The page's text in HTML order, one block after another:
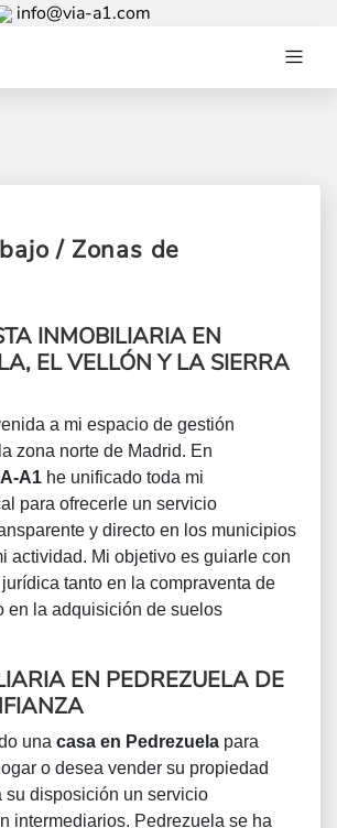
info@via-a1.com
/ Zonas de
INMOBILIARIA EN
EL VELLÓN Y LA SIERRA
a mi espacio de gestión
zona norte de Madrid. En
A1 he unificado toda mi
para ofrecerle un servicio
y directo en los municipios
actividad. Mi objetivo es guiarle con
tanto en la compraventa de
en la adquisición de suelos
EN PEDREZUELA DE
una casa en Pedrezuela para
o desea vender su propiedad
su disposición un servicio
intermediarios. Pedrezuela se ha